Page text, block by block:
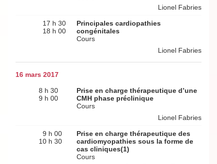
Lionel Fabries
17 h 30
18 h 00
Principales cardiopathies
congénitales
Cours
Lionel Fabries
16 mars 2017
8 h 30
9 h 00
Prise en charge thérapeutique d’une
CMH phase préclinique
Cours
Lionel Fabries
9 h 00
10 h 30
Prise en charge thérapeutique des
cardiomyopathies sous la forme de
cas cliniques(1)
Cours